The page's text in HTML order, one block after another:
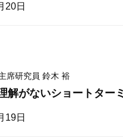
20日
席研究員 鈴木 裕
解がないショートター
19日